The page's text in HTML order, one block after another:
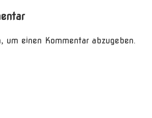
um einen Kommentar abzugeben.